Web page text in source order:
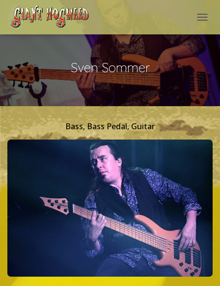
Sven Sommer
Bass, Bass Pedal, Guitar